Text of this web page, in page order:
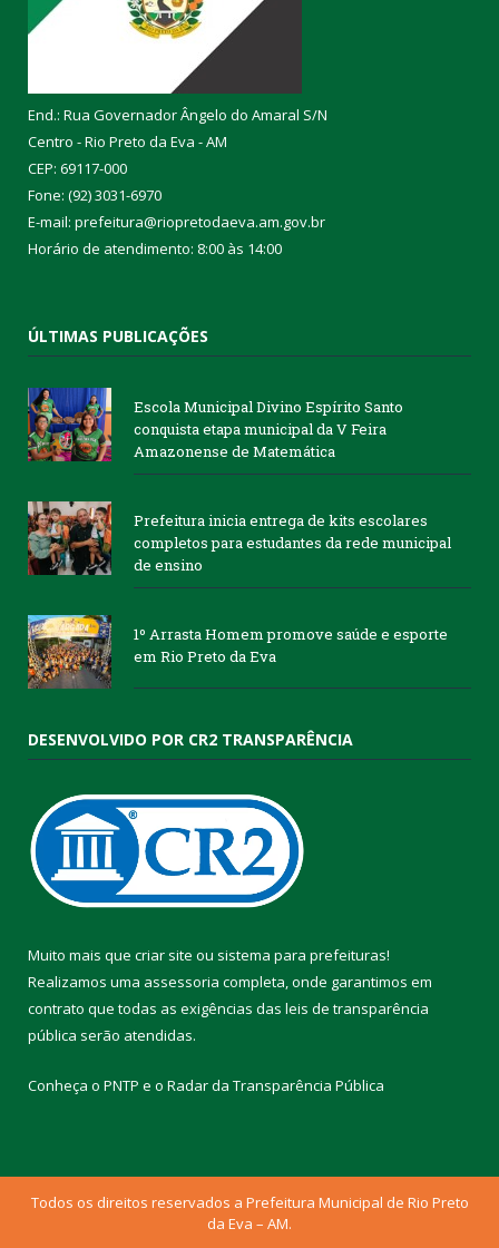
End.: Rua Governador Ângelo do Amaral S/N
Centro - Rio Preto da Eva - AM
CEP: 69117-000
Fone: (92) 3031-6970
E-mail: prefeitura@riopretodaeva.am.gov.br
Horário de atendimento: 8:00 às 14:00
ÚLTIMAS PUBLICAÇÕES
Escola Municipal Divino Espírito Santo
conquista etapa municipal da V Feira
Amazonense de Matemática
Prefeitura inicia entrega de kits escolares
completos para estudantes da rede municipal
de ensino
1º Arrasta Homem promove saúde e esporte
em Rio Preto da Eva
DESENVOLVIDO POR CR2 TRANSPARÊNCIA
Muito mais que criar site ou sistema para prefeituras!
Realizamos uma assessoria completa, onde garantimos em
contrato que todas as exigências das leis de transparência
pública serão atendidas.
Conheça o PNTP e o Radar da Transparência Pública
Todos os direitos reservados a Prefeitura Municipal de Rio Preto
da Eva – AM.